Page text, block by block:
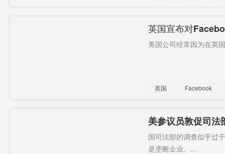
英国宣布对
美国公司经常因为在英
英国 Facebook
美参议员敦促司法
和广告业务
国司法部的调查似乎过
是垄断企业。...